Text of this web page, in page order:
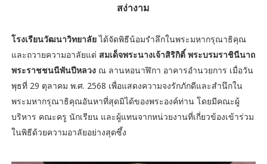
สง่างาม
โรงเรียนวัฒนาวิทยาลัยได้จัดพิธีน้อมรำลึกในพระมหากรุณาธิคุณ
และถวายความอาลัยแด่ สมเด็จพระนางเจ้าสิริกิติ์ พระบรมราชินีนาถ
พระราชชนนีพันปีหลวงณ ลานหอนาฬิกา อาคารอำนวยการ เมื่อวัน
พุธที่ 29 ตุลาคม พ.ศ. 2568 เพื่อแสดงความจงรักภักดีและสำนึกใน
พระมหากรุณาธิคุณอันหาที่สุดมิได้ของพระองค์ท่าน โดยมีคณะผู้
บริหาร คณะครู นักเรียน และผู้แทนจากหน่วยงานที่เกี่ยวข้องเข้าร่วม
ในพิธีด้วยความอาลัยอย่างสุดซึ้ง